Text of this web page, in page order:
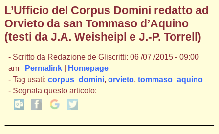
L’Ufficio del Corpus Domini redatto ad
Orvieto da san Tommaso d’Aquino
(testi da J.A. Weisheipl e J.-P. Torrell)
- Scritto da Redazione de Gliscritti: 06 /07 /2015 - 09:00
am |
Permalink|
Homepage
- Tag usati: corpus_domini, orvieto, tommaso_aquino
- Segnala questo articolo: